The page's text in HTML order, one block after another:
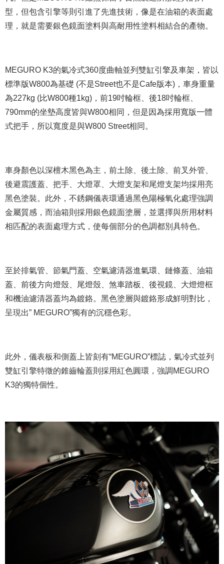
型，但包含引擎等則引進了先進技術，像是在油箱的表面處
理，就是需要銀色鏡面塗料與高耐用性塗料相結合的產物。
MEGURO K3的氣冷式360度曲軸並列雙缸引擎及車架，皆以
標準版W800為基礎 (不是Street也不是Cafe版本)，車身重量
為227kg (比W800種1kg)，前19吋輪框、後18吋輪框、
790mm的坐墊高度皆與W800相同，但是因為採用寬版一體
式把手，所以寬度是與W800 Street相同。
車身顏色以深檀木黑色為主，前土除、後土除、前叉外管、
後避震護蓋、把手、大燈罩、大燈支架和尾燈支架均採用亮
黑色塗裝。此外，不銹鋼儀表環通過黑色陽極氧化處理強調
金屬質感，而油箱則採用銀色鏡面塗層，並選擇與所用材料
相匹配的表面處理方式，使每個部分的色調都別具特色。
至於排氣管、節氣門蓋、空氣濾清器進氣環、鏈條蓋、油箱
蓋、前後方向燈殼、尾燈殼、煞車踏板、後視鏡、大燈燈框
和機油濾清器蓋均為鍍鉻。黑色塗層與鍍鉻形成鮮明對比，
呈現出” MEGURO”獨有的沉穩色彩。
此外，儀表板和側蓋上皆刻有“MEGURO”標誌，氣冷式並列
雙缸引擎特徵的錐齒輪蓋則採用紅色圓環，強調MEGURO
K3的獨特個性。